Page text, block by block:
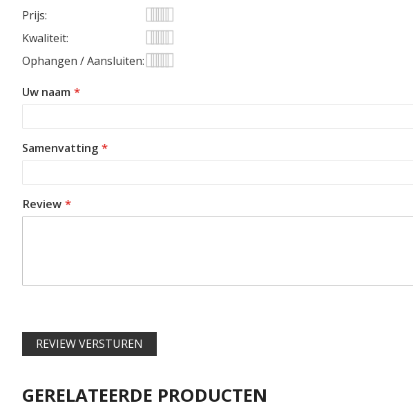
Prijs
1
star
2
stars
3
stars
4
stars
5
stars
Kwaliteit
1
2
3
4
5
Ophangen / Aansluiten
Uw naam
Samenvatting
Review
REVIEW VERSTUREN
GERELATEERDE PRODUCTEN